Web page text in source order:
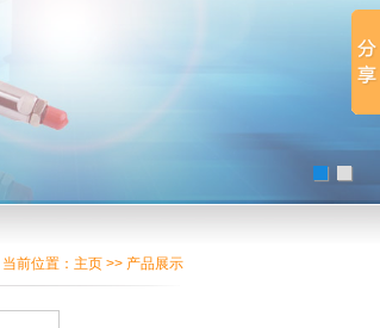
当前位置： 主页 >> 产品展示